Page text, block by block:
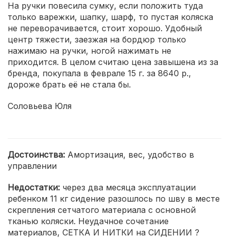
На ручки повесила сумку, если положить туда
только варежки, шапку, шарф, то пустая коляска
не переворачивается, стоит хорошо. Удобный
центр тяжести, заезжая на бордюр только
нажимаю на ручки, ногой нажимать не
приходится. В целом считаю цена завышена из за
бренда, покупала в феврале 15 г. за 8640 р.,
дороже брать её не стала бы.
Соловьева Юля
Достоинства: Амортизация, вес, удобство в
управлении
Недостатки: через два месяца эксплуатации
ребенком 11 кг сидение разошлось по шву в месте
скрепления сетчатого материала с основной
тканью коляски. Неудачное сочетание
материалов, СЕТКА И НИТКИ на СИДЕНИИ ?